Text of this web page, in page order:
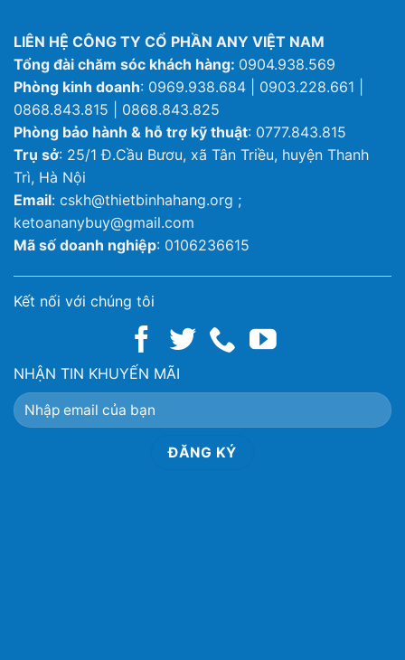
LIÊN HỆ CÔNG TY CỔ PHẦN ANY VIỆT NAM
Tổng đài chăm sóc khách hàng: 0904.938.569
Phòng kinh doanh: 0969.938.684 | 0903.228.661 |
0868.843.815 | 0868.843.825
Phòng bảo hành & hỗ trợ kỹ thuật: 0777.843.815
Trụ sở: 25/1 Đ.Cầu Bươu, xã Tân Triều, huyện Thanh
Trì, Hà Nội
Email: cskh@thietbinhahang.org ;
ketoananybuy@gmail.com
Mã số doanh nghiệp: 0106236615
Kết nối với chúng tôi
NHẬN TIN KHUYẾN MÃI